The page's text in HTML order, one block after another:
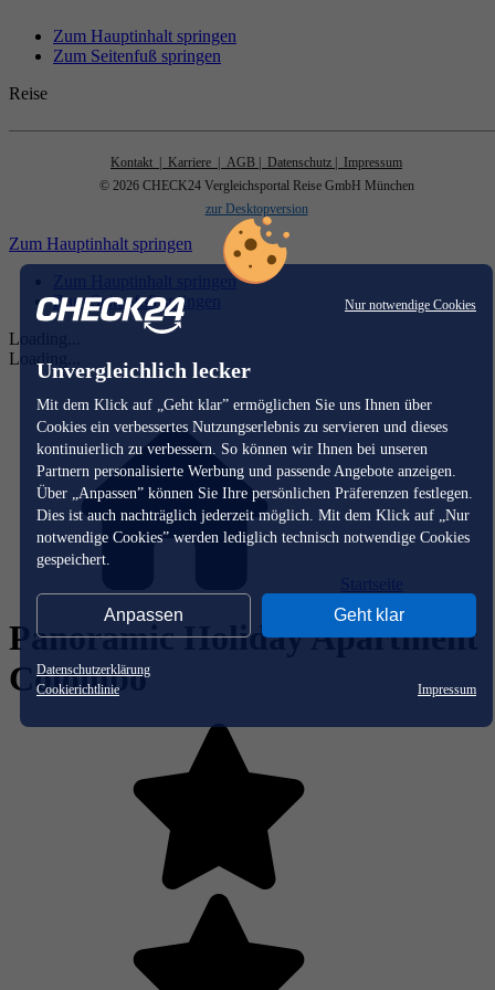
Nur notwendige Cookies
Unvergleichlich lecker
Mit dem Klick auf „Geht klar” ermöglichen Sie uns Ihnen über
Cookies ein verbessertes Nutzungserlebnis zu servieren und dieses
kontinuierlich zu verbessern. So können wir Ihnen bei unseren
Partnern personalisierte Werbung und passende Angebote anzeigen.
Über „Anpassen” können Sie Ihre persönlichen Präferenzen festlegen.
Dies ist auch nachträglich jederzeit möglich. Mit dem Klick auf „Nur
notwendige Cookies” werden lediglich technisch notwendige Cookies
gespeichert.
Anpassen Geht klar
Datenschutzerklärung
Cookierichtlinie
Impressum
Zum Hauptinhalt springen
Zum Seitenfuß springen
Reise
Kontakt | Karriere | AGB | Datenschutz
| Impressum
© 2026 CHECK24 Vergleichsportal Reise GmbH München
zur Desktopversion
Zum Hauptinhalt springen
Zum Hauptinhalt springen
Zum Seitenfuß springen
Loading...
Loading...
Panoramic Holiday Apartment
Colombo